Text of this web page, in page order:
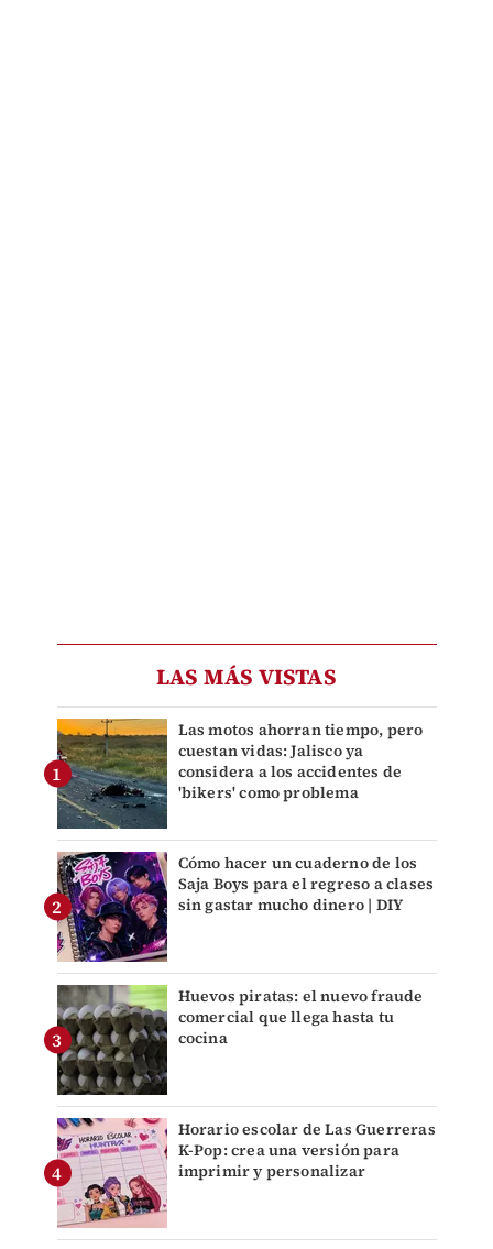
LAS MÁS VISTAS
Las motos ahorran tiempo, pero
cuestan vidas: Jalisco ya
considera a los accidentes de
'bikers' como problema
Cómo hacer un cuaderno de los
Saja Boys para el regreso a clases
sin gastar mucho dinero | DIY
Huevos piratas: el nuevo fraude
comercial que llega hasta tu
cocina
Horario escolar de Las Guerreras
K-Pop: crea una versión para
imprimir y personalizar